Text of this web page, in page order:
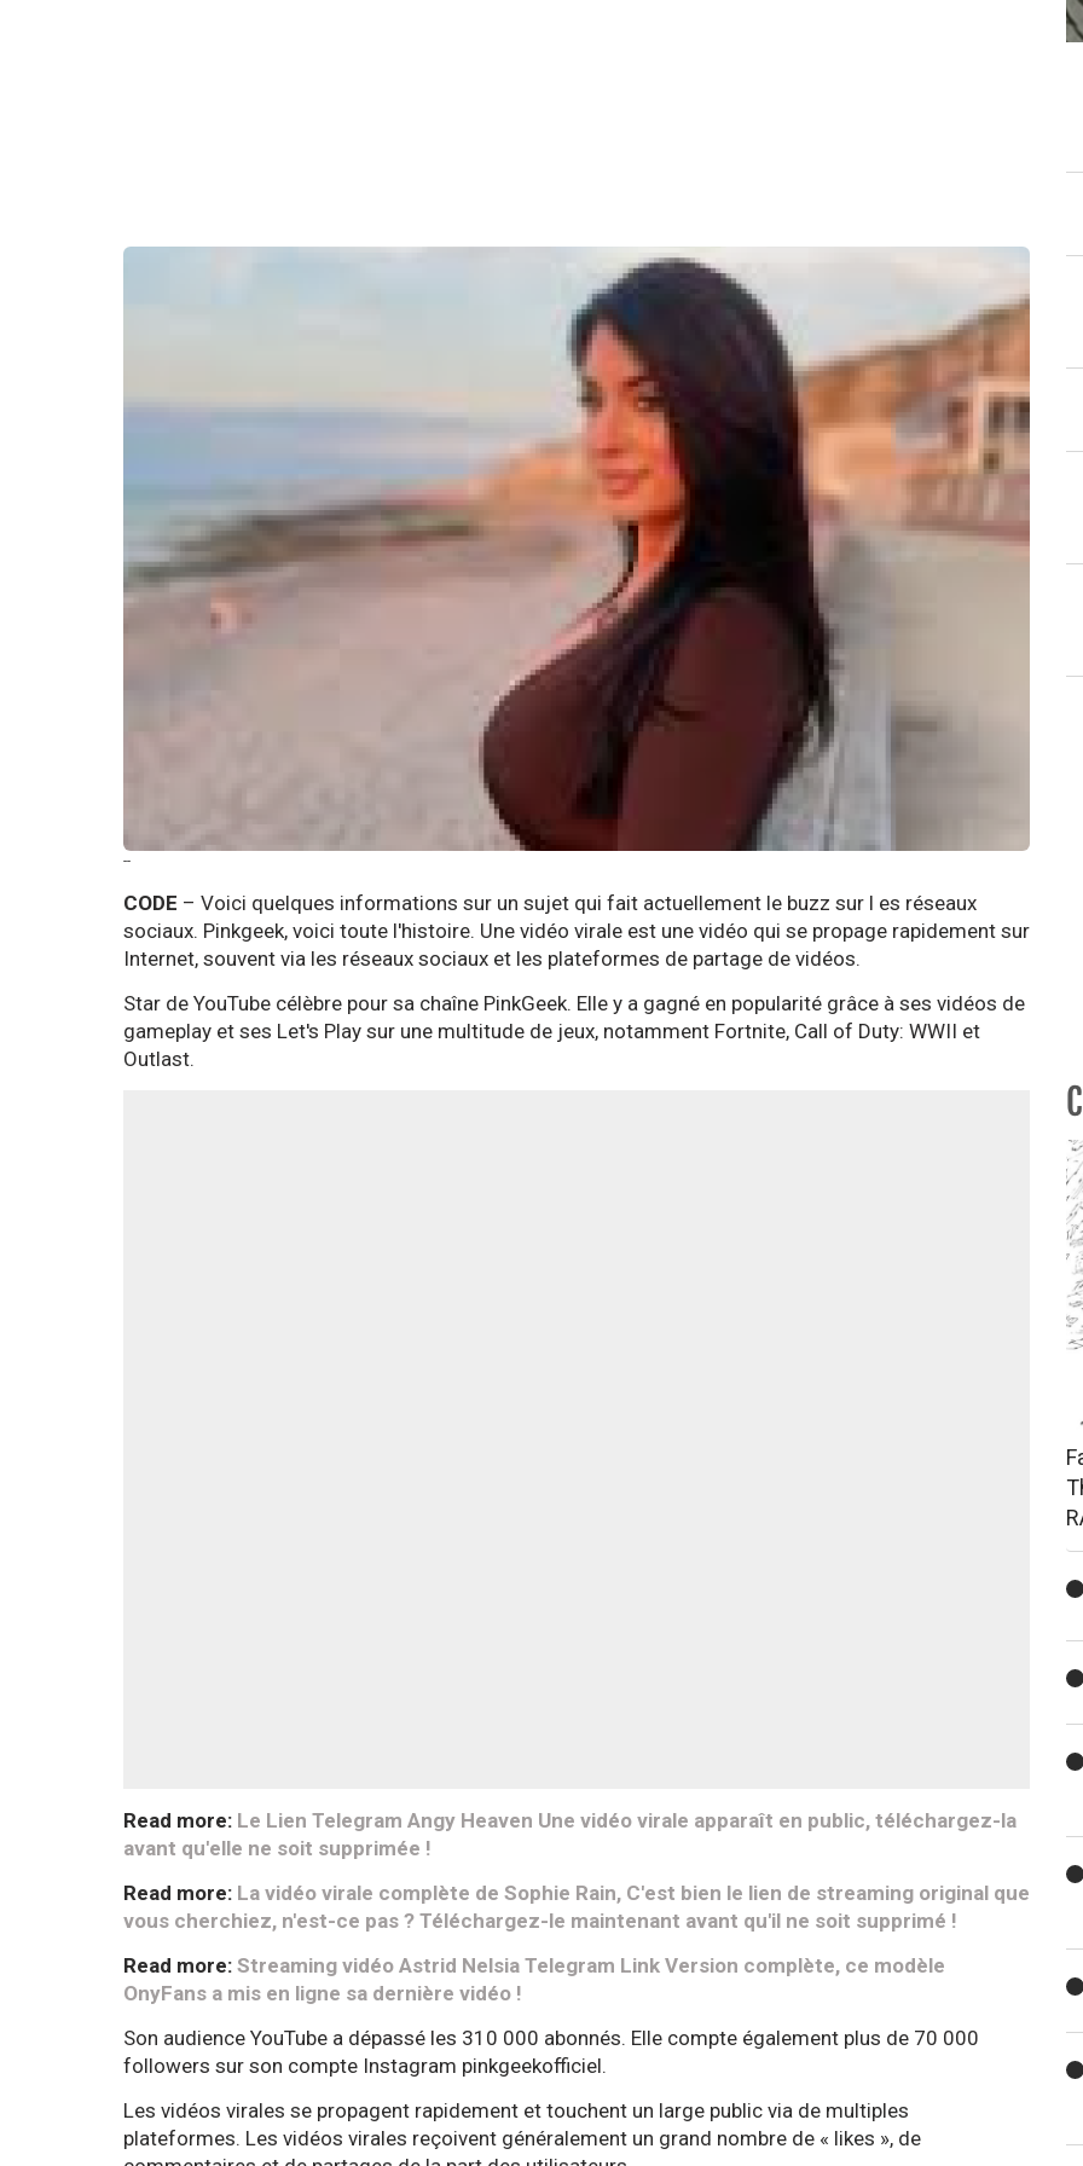
--
CODE – Voici quelques informations sur un sujet qui fait actuellement le buzz sur l es réseaux
sociaux. Pinkgeek, voici toute l'histoire. Une vidéo virale est une vidéo qui se propage rapidement sur
Internet, souvent via les réseaux sociaux et les plateformes de partage de vidéos.
Star de YouTube célèbre pour sa chaîne PinkGeek. Elle y a gagné en popularité grâce à ses vidéos de
gameplay et ses Let's Play sur une multitude de jeux, notamment Fortnite, Call of Duty: WWII et
Outlast.
Read more: Le Lien Telegram Angy Heaven Une vidéo virale apparaît en public, téléchargez-la
avant qu'elle ne soit supprimée !
Read more: La vidéo virale complète de Sophie Rain, C'est bien le lien de streaming original que
vous cherchiez, n'est-ce pas ? Téléchargez-le maintenant avant qu'il ne soit supprimé !
Read more: Streaming vidéo Astrid Nelsia Telegram Link Version complète, ce modèle
OnyFans a mis en ligne sa dernière vidéo !
Son audience YouTube a dépassé les 310 000 abonnés. Elle compte également plus de 70 000
followers sur son compte Instagram pinkgeekofficiel.
Les vidéos virales se propagent rapidement et touchent un large public via de multiples
plateformes. Les vidéos virales reçoivent généralement un grand nombre de « likes », de